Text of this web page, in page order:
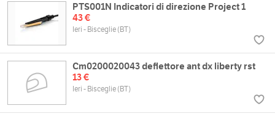
PTS001N Indicatori di direzione Project 1
43 €
Ieri - Bisceglie (BT)
Cm0200020043 deflettore ant dx liberty rst
13 €
Ieri - Bisceglie (BT)